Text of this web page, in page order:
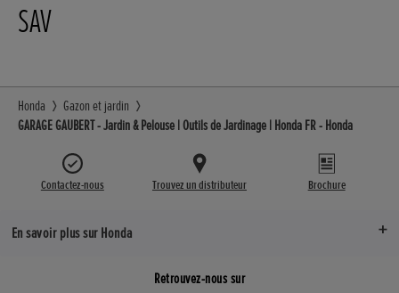
SAV
Honda
Gazon et jardin
GARAGE GAUBERT - Jardin & Pelouse | Outils de Jardinage | Honda FR - Honda
Contactez-nous Trouvez un distributeur Brochure
En savoir plus sur Honda
Retrouvez-nous sur